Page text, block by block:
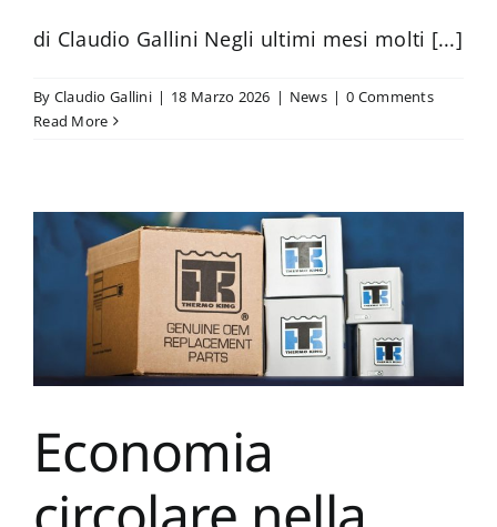
di Claudio Gallini Negli ultimi mesi molti [...]
By Claudio Gallini | 18 Marzo 2026 | News | 0 Comments
Read More
Economia